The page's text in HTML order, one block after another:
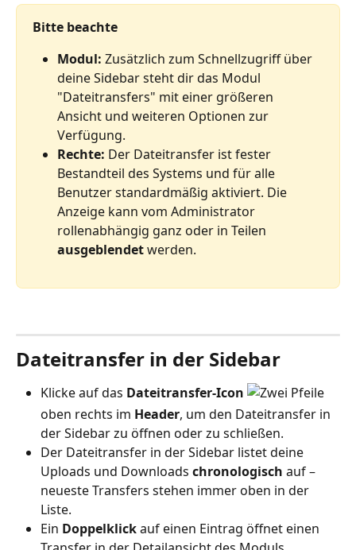
Bitte beachte
Modul: Zusätzlich zum Schnellzugriff über
deine Sidebar steht dir das Modul
"Dateitransfers" mit einer größeren
Ansicht und weiteren Optionen zur
Verfügung.
Rechte: Der Dateitransfer ist fester
Bestandteil des Systems und für alle
Benutzer standardmäßig aktiviert. Die
Anzeige kann vom Administrator
rollenabhängig ganz oder in Teilen
ausgeblendet werden.
Dateitransfer in der Sidebar
Klicke auf das Dateitransfer-Icon
oben rechts im Header, um den Dateitransfer in
der Sidebar zu öffnen oder zu schließen.
Der Dateitransfer in der Sidebar listet deine
Uploads und Downloads chronologisch auf –
neueste Transfers stehen immer oben in der
Liste.
Ein Doppelklick auf einen Eintrag öffnet einen